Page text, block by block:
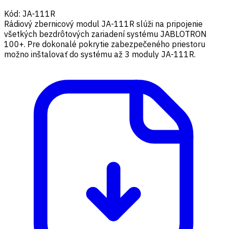
Kód: JA-111R
Rádiový zbernicový modul JA-111R slúži na pripojenie
všetkých bezdrôtových zariadení systému JABLOTRON
100+. Pre dokonalé pokrytie zabezpečeného priestoru
možno inštalovať do systému až 3 moduly JA-111R.